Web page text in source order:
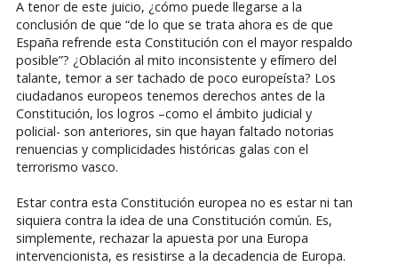
A tenor de este juicio, ¿cómo puede llegarse a la
conclusión de que “de lo que se trata ahora es de que
España refrende esta Constitución con el mayor respaldo
posible”? ¿Oblación al mito inconsistente y efímero del
talante, temor a ser tachado de poco europeísta? Los
ciudadanos europeos tenemos derechos antes de la
Constitución, los logros –como el ámbito judicial y
policial- son anteriores, sin que hayan faltado notorias
renuencias y complicidades históricas galas con el
terrorismo vasco.
Estar contra esta Constitución europea no es estar ni tan
siquiera contra la idea de una Constitución común. Es,
simplemente, rechazar la apuesta por una Europa
intervencionista, es resistirse a la decadencia de Europa.